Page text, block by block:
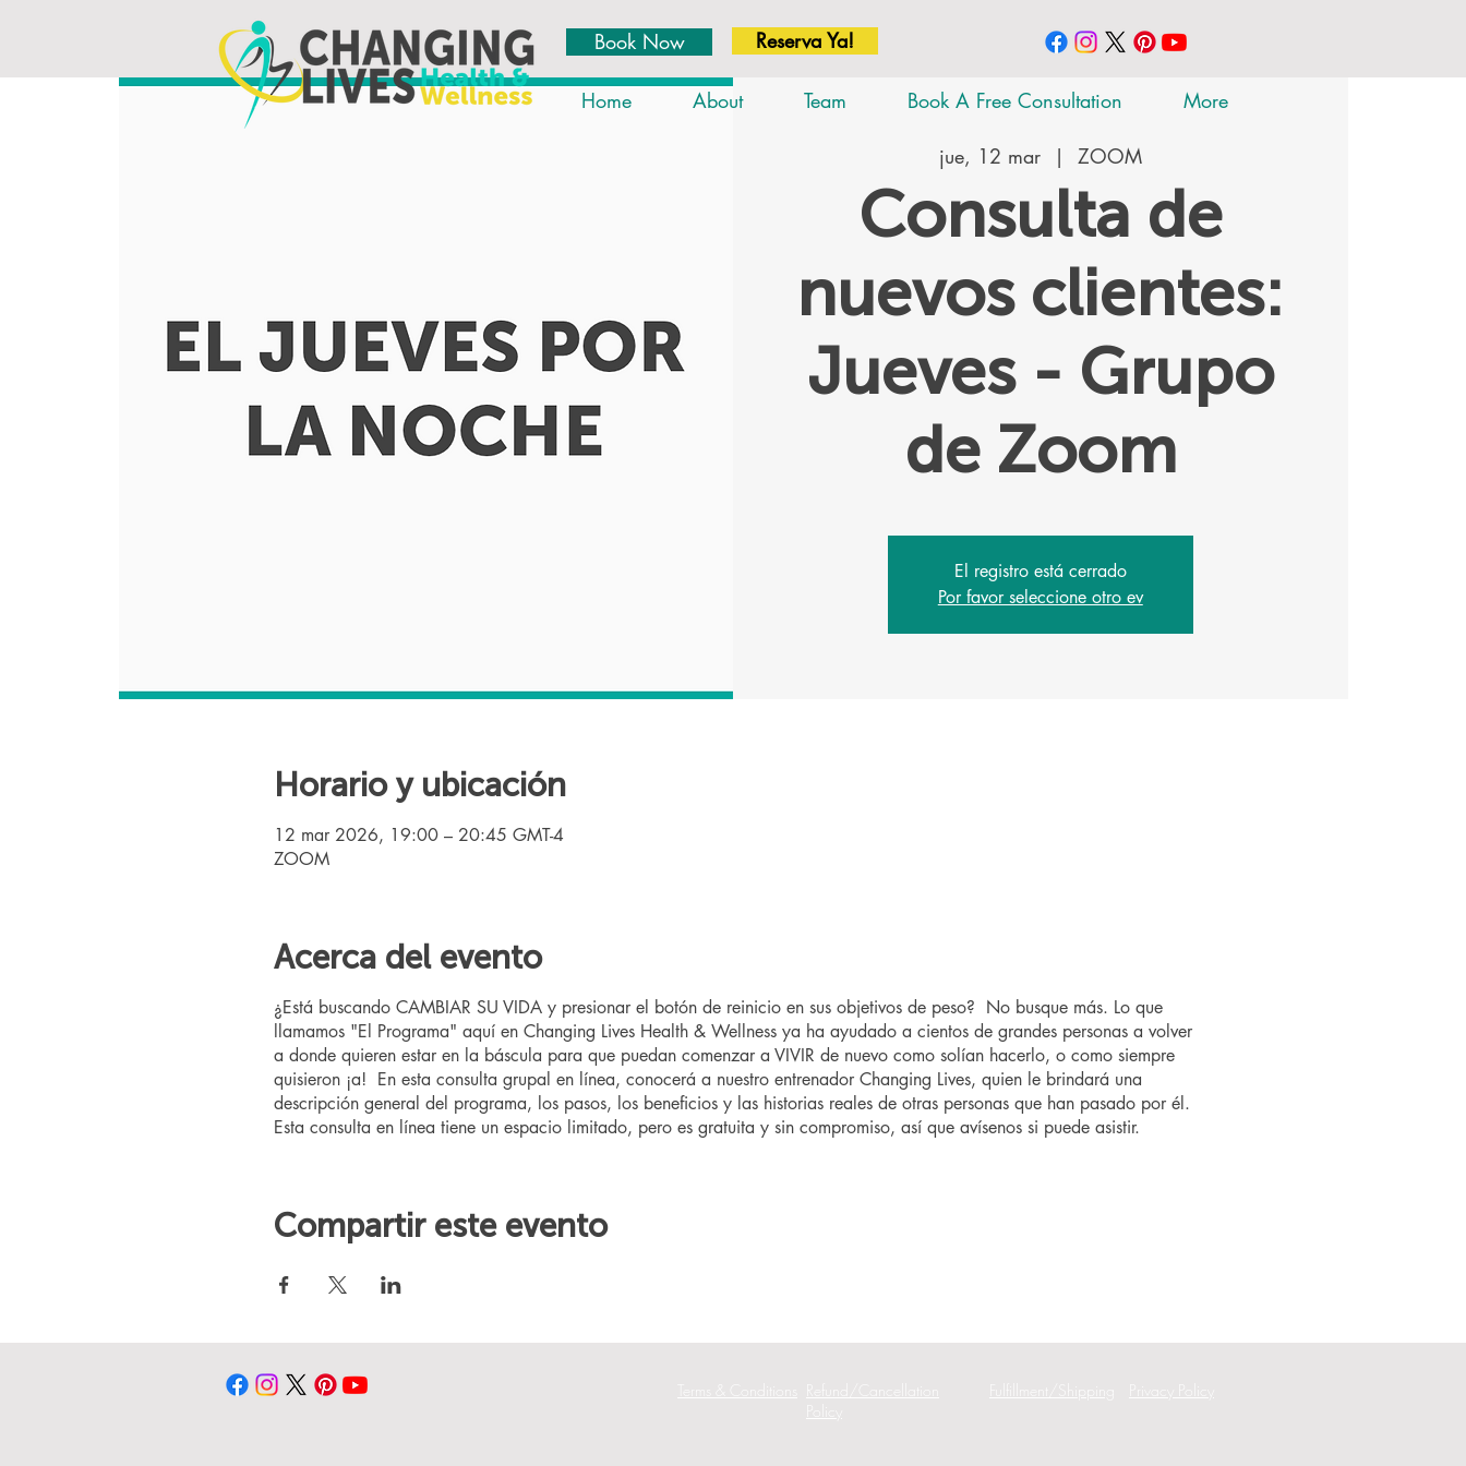
Book Now Reserva Ya!
Home About Team Book A Free Consultation More
jue, 12 mar
  |
ZOOM
Consulta de
nuevos clientes:
Jueves - Grupo
de Zoom
El registro está cerrado
Por favor seleccione otro ev
Horario y ubicación
12 mar 2026, 19:00 – 20:45 GMT-4
ZOOM
Acerca del evento
¿Está buscando CAMBIAR SU VIDA y presionar el botón de reinicio en sus objetivos de peso? No busque más. Lo que
llamamos "El Programa" aquí en Changing Lives Health & Wellness ya ha ayudado a cientos de grandes personas a volver
a donde quieren estar en la báscula para que puedan comenzar a VIVIR de nuevo como solían hacerlo, o como siempre
quisieron ¡a! En esta consulta grupal en línea, conocerá a nuestro entrenador Changing Lives, quien le brindará una
descripción general del programa, los pasos, los beneficios y las historias reales de otras personas que han pasado por él.
Esta consulta en línea tiene un espacio limitado, pero es gratuita y sin compromiso, así que avísenos si puede asistir.
Compartir este evento